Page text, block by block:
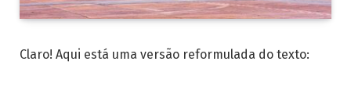
Claro! Aqui está uma versão reformulada do texto: